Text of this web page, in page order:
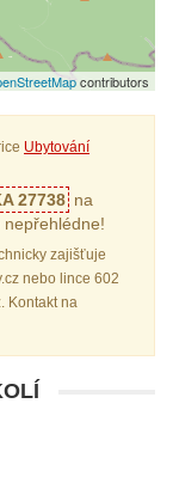
contributors
Ubytování
27738 na
zajišťuje
nebo lince 602
Kontakt na